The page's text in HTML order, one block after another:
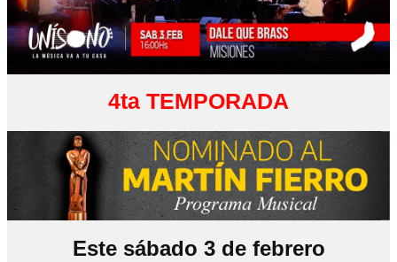
4ta TEMPORADA
Este sábado 3 de febrero